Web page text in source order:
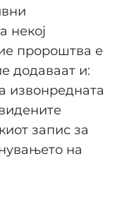
некој
пророштва е
додаваат и:
извонредната
запис за
на